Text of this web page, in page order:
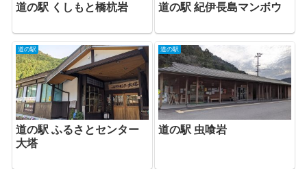
道の駅 くしもと橋杭岩 道の駅 紀伊長島マンボウ
道の駅
道の駅 ふるさとセンター
大塔
道の駅
道の駅 虫喰岩